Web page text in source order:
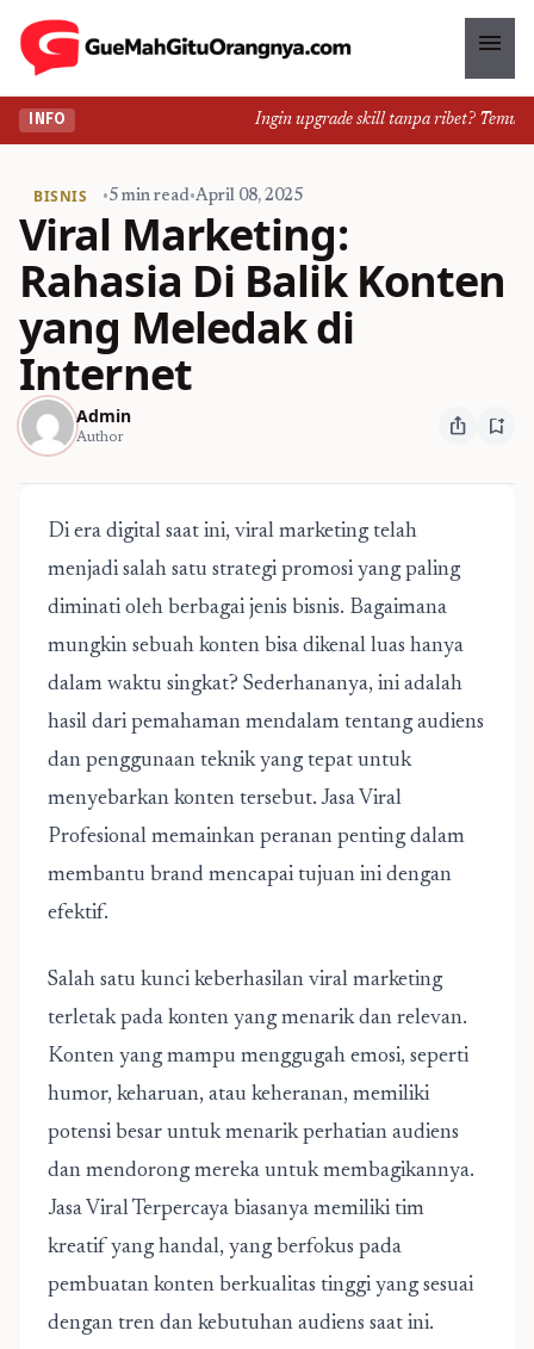
menu
INFO Ingin upgrade skill tanpa ribet?
BISNIS •5 min read•April 08, 2025
Viral Marketing:
Rahasia Di Balik Konten
yang Meledak di
Internet
Admin
Author ios_share bookmark_add
Di era digital saat ini, viral marketing telah
menjadi salah satu strategi promosi yang paling
diminati oleh berbagai jenis bisnis. Bagaimana
mungkin sebuah konten bisa dikenal luas hanya
dalam waktu singkat? Sederhananya, ini adalah
hasil dari pemahaman mendalam tentang audiens
dan penggunaan teknik yang tepat untuk
menyebarkan konten tersebut. Jasa Viral
Profesional memainkan peranan penting dalam
membantu brand mencapai tujuan ini dengan
efektif.
Salah satu kunci keberhasilan viral marketing
terletak pada konten yang menarik dan relevan.
Konten yang mampu menggugah emosi, seperti
humor, keharuan, atau keheranan, memiliki
potensi besar untuk menarik perhatian audiens
dan mendorong mereka untuk membagikannya.
Jasa Viral Terpercaya biasanya memiliki tim
kreatif yang handal, yang berfokus pada
pembuatan konten berkualitas tinggi yang sesuai
dengan tren dan kebutuhan audiens saat ini.